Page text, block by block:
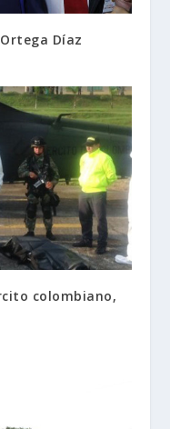
Díaz
colombiano,